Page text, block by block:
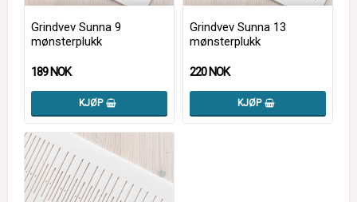
Grindvev Sunna 9
mønsterplukk
189 NOK
KJØP
Grindvev Sunna 13
mønsterplukk
220 NOK
KJØP